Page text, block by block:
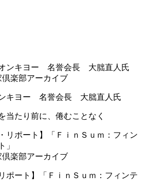
倶楽部アーカイブ
ンキヨー 名誉会長 大朏直人氏
当たり前に、倦むことなく
倶楽部アーカイブ
ポート】「ＦｉｎＳｕｍ：フィンテ